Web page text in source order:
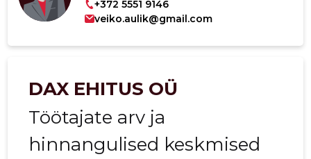
+372 5551 9146
veiko.aulik@gmail.com
DAX EHITUS OÜ
Töötajate arv ja
hinnangulised keskmised